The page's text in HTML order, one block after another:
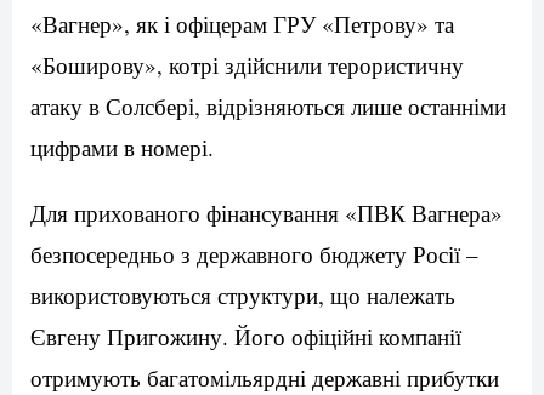
«Вагнер», як і офіцерам ГРУ «Петрову» та
«Боширову», котрі здійснили терористичну
атаку в Солсбері, відрізняються лише останніми
цифрами в номері.
Для прихованого фінансування «ПВК Вагнера»
безпосередньо з державного бюджету Росії –
використовуються структури, що належать
Євгену Пригожину. Його офіційні компанії
отримують багатомільярдні державні прибутки